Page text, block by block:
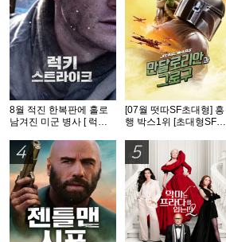
8월 적진 한복판에 홀로
남겨진 미군 병사 [ 럭키
완벽자막
[07월 떳따SF초대형] 흥
행 박스1위 [초대형SF대
식자막
4 5